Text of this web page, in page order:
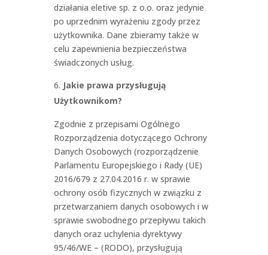
działania eletive sp. z o.o. oraz jedynie
po uprzednim wyrażeniu zgody przez
użytkownika. Dane zbieramy także w
celu zapewnienia bezpieczeństwa
świadczonych usług.
Jakie prawa przysługują
Użytkownikom?
Zgodnie z przepisami Ogólnego
Rozporządzenia dotyczącego Ochrony
Danych Osobowych (rozporządzenie
Parlamentu Europejskiego i Rady (UE)
2016/679 z 27.04.2016 r. w sprawie
ochrony osób fizycznych w związku z
przetwarzaniem danych osobowych i w
sprawie swobodnego przepływu takich
danych oraz uchylenia dyrektywy
95/46/WE – (RODO), przysługują